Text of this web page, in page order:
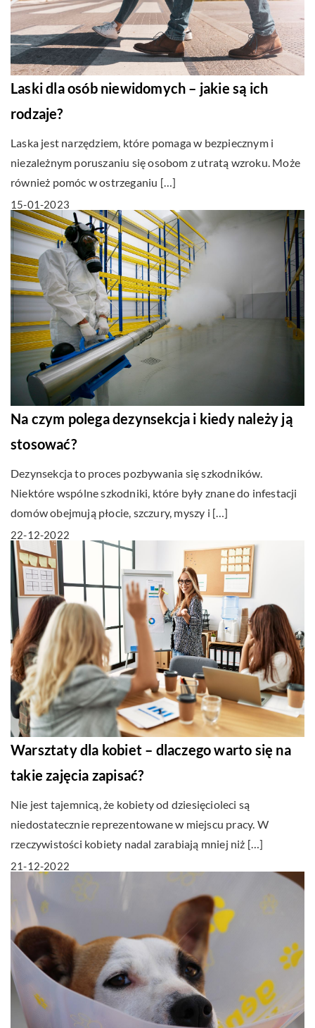
Laski dla osób niewidomych – jakie są ich
rodzaje?
Laska jest narzędziem, które pomaga w bezpiecznym i
niezależnym poruszaniu się osobom z utratą wzroku. Może
również pomóc w ostrzeganiu […]
15-01-2023
Na czym polega dezynsekcja i kiedy należy ją
stosować?
Dezynsekcja to proces pozbywania się szkodników.
Niektóre wspólne szkodniki, które były znane do infestacji
domów obejmują płocie, szczury, myszy i […]
22-12-2022
Warsztaty dla kobiet – dlaczego warto się na
takie zajęcia zapisać?
Nie jest tajemnicą, że kobiety od dziesięcioleci są
niedostatecznie reprezentowane w miejscu pracy. W
rzeczywistości kobiety nadal zarabiają mniej niż […]
21-12-2022